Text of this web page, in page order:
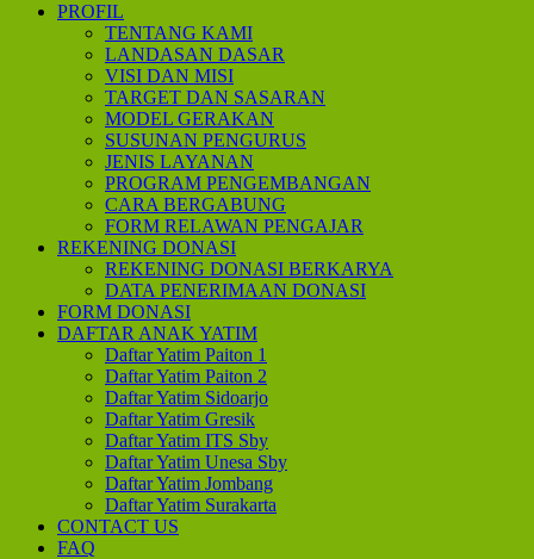
PROFIL
TENTANG KAMI
LANDASAN DASAR
VISI DAN MISI
TARGET DAN SASARAN
MODEL GERAKAN
SUSUNAN PENGURUS
JENIS LAYANAN
PROGRAM PENGEMBANGAN
CARA BERGABUNG
FORM RELAWAN PENGAJAR
REKENING DONASI
REKENING DONASI BERKARYA
DATA PENERIMAAN DONASI
FORM DONASI
DAFTAR ANAK YATIM
Daftar Yatim Paiton 1
Daftar Yatim Paiton 2
Daftar Yatim Sidoarjo
Daftar Yatim Gresik
Daftar Yatim ITS Sby
Daftar Yatim Unesa Sby
Daftar Yatim Jombang
Daftar Yatim Surakarta
CONTACT US
FAQ